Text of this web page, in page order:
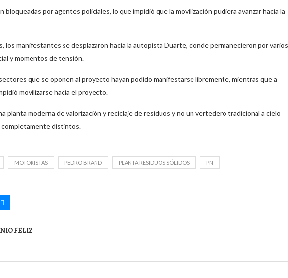
bloqueadas por agentes policiales, lo que impidió que la movilización pudiera avanzar hacia la
los manifestantes se desplazaron hacia la autopista Duarte, donde permanecieron por varios
y momentos de tensión.
que se oponen al proyecto hayan podido manifestarse libremente, mientras que a
movilizarse hacia el proyecto.
planta moderna de valorización y reciclaje de residuos y no un vertedero tradicional a cielo
completamente distintos.
MOTORISTAS PEDRO BRAND PLANTA RESIDUOS SÓLIDOS PN
FELIZ